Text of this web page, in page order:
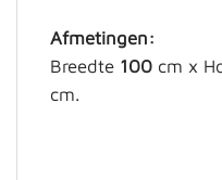
Afmetingen:
Breedte 100 cm x
cm.